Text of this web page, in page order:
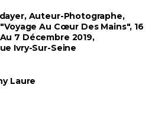
Auteur-Photographe,
Au Cœur Des Mains", 16
7 Décembre 2019,
Ivry-Sur-Seine
Laure